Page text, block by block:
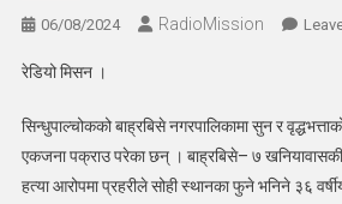
06/08/2024 RadioMission
रेडियो मिसन ।
सिन्धुपाल्चोकको बाह्रबिसे नगरपालिकामा सुन र
एकजना पक्राउ परेका छन् । बाह्रबिसे– ७ खनियावासकी
हत्या आरोपमा प्रहरीले सोही स्थानका फुने भनिने ३६